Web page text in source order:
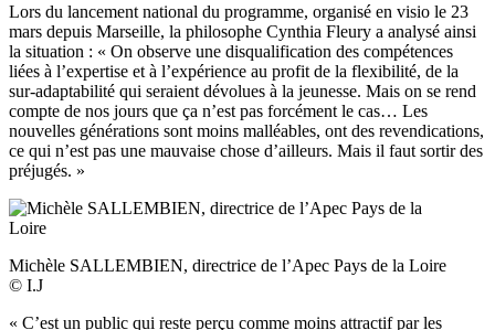
Lors du lancement national du programme, organisé en visio le 23
mars depuis Marseille, la philosophe Cynthia Fleury a analysé ainsi
la situation : « On observe une disqualification des compétences
liées à l’expertise et à l’expérience au profit de la flexibilité, de la
sur-adaptabilité qui seraient dévolues à la jeunesse. Mais on se rend
compte de nos jours que ça n’est pas forcément le cas… Les
nouvelles générations sont moins malléables, ont des revendications,
ce qui n’est pas une mauvaise chose d’ailleurs. Mais il faut sortir des
préjugés. »
Michèle SALLEMBIEN, directrice de l’Apec Pays de la Loire
© I.J
« C’est un public qui reste perçu comme moins attractif par les